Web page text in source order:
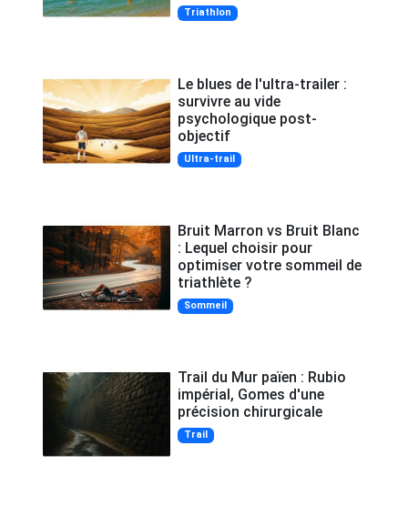
Triathlon
Le blues de l'ultra-trailer :
survivre au vide
psychologique post-
objectif
Ultra-trail
Bruit Marron vs Bruit Blanc
: Lequel choisir pour
optimiser votre sommeil de
triathlète ?
Sommeil
Trail du Mur païen : Rubio
impérial, Gomes d'une
précision chirurgicale
Trail